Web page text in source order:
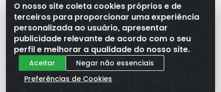
O nosso site coleta cookies próprios e de
terceiros para proporcionar uma experiência
personalizada ao usuário, apresentar
publicidade relevante de acordo com o seu
perfil e melhorar a qualidade do nosso site.
Aceitar
Negar não essenciais
Preferências de Cookies
YouTube
Linkedin
Formas de Pagamento